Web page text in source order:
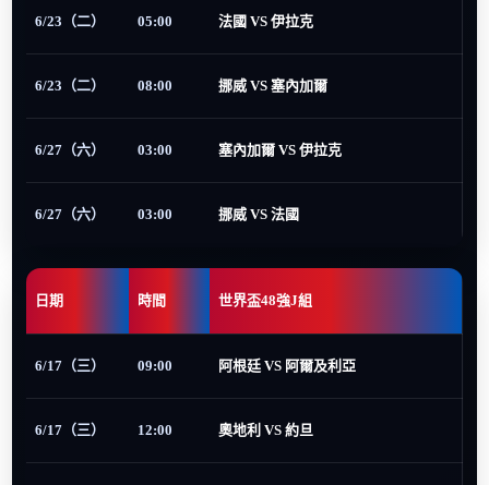
6/23（二） 05:00 法國 VS 伊拉克
6/23（二） 08:00 挪威 VS 塞內加爾
6/27（六） 03:00 塞內加爾 VS 伊拉克
6/27（六） 03:00 挪威 VS 法國
日期 時間 世界盃48強J組
6/17（三） 09:00 阿根廷 VS 阿爾及利亞
6/17（三） 12:00 奧地利 VS 約旦